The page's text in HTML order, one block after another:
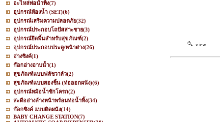
อะไหล่ท่อน้ำทิ้ง(7)
อุปกรณ์ห้องน้ำ (SET)(6)
อุปกรณ์เสริมความปลอดภัย(32)
อุปกรณ์ประกอบโถปัสสาะชาย(3)
อุปกรณ์ยึดพื้นสำหรับสุขภัณฑ์(2)
อุปกรณ์ประกอบประตู/หน้าต่าง(26)
อ่างซิงค์(1)
ก๊อกอ่างอาบน้ำ(1)
สุขภัณฑ์แบบฟลัชวาล์ว(2)
สุขภัณฑ์แบบสองชิ้น (ท่อออกผนัง)(6)
อุปกรณ์หม้อน้ำชักโครก(2)
สะดืออ่างล้างหน้าพร้อมท่อน้ำทิ้ง(34)
ก๊อกซิงค์ แบบติดผนัง(14)
BABY CHANGE STATION(7)
view